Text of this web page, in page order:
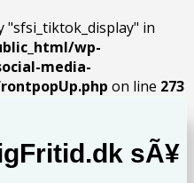
"sfsi_tiktok_display" in
wp-
media-
on line 273
sÃ¥